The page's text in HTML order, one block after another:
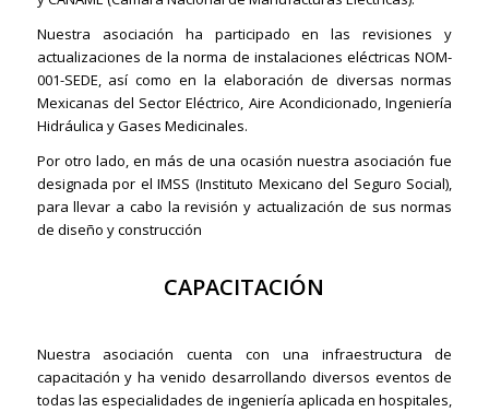
Nuestra asociación ha participado en las revisiones y
actualizaciones de la norma de instalaciones eléctricas NOM-
001-SEDE, así como en la elaboración de diversas normas
Mexicanas del Sector Eléctrico, Aire Acondicionado, Ingeniería
Hidráulica y Gases Medicinales.
Por otro lado, en más de una ocasión nuestra asociación fue
designada por el IMSS (Instituto Mexicano del Seguro Social),
para llevar a cabo la revisión y actualización de sus normas
de diseño y construcción
CAPACITACIÓN
Nuestra asociación cuenta con una infraestructura de
capacitación y ha venido desarrollando diversos eventos de
todas las especialidades de ingeniería aplicada en hospitales,